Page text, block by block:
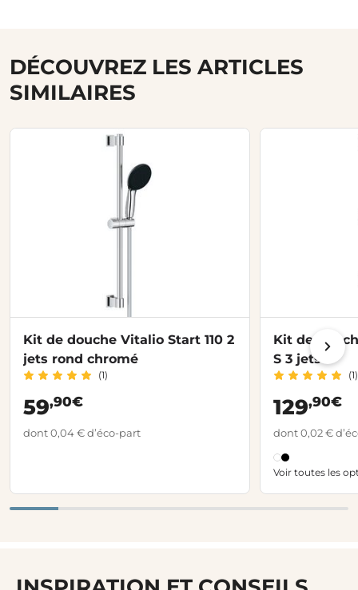
DÉCOUVREZ LES ARTICLES
SIMILAIRES
Kit de douche Vitalio Start 110 2
jets rond chromé
(1)
59,90€
dont 0,04 € d’éco-part
Kit de
S 3 jets
(1)
129,90€
dont 0,02 €
Voir toutes les